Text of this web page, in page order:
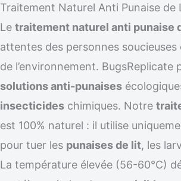
Traitement Naturel Anti Punaise de
Le traitement naturel anti punaise
attentes des personnes soucieuses
de l’environnement. BugsReplicate
solutions anti-punaises
insecticides chimiques. Notre
est 100% naturel : il utilise
pour tuer les punaises de lit, les
La température élevée (56-60°C)